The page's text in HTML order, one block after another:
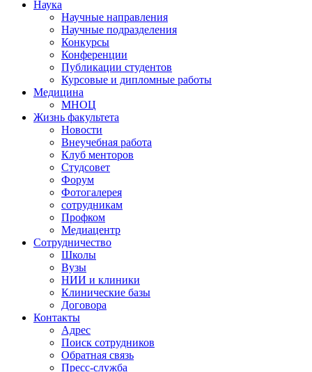
Наука
Научные направления
Научные подразделения
Конкурсы
Конференции
Публикации студентов
Курсовые и дипломные работы
Медицина
МНОЦ
Жизнь факультета
Новости
Внеучебная работа
Клуб менторов
Студсовет
Форум
Фотогалерея
сотрудникам
Профком
Медиацентр
Сотрудничество
Школы
Вузы
НИИ и клиники
Клинические базы
Договора
Контакты
Адрес
Поиск сотрудников
Обратная связь
Пресс-служба